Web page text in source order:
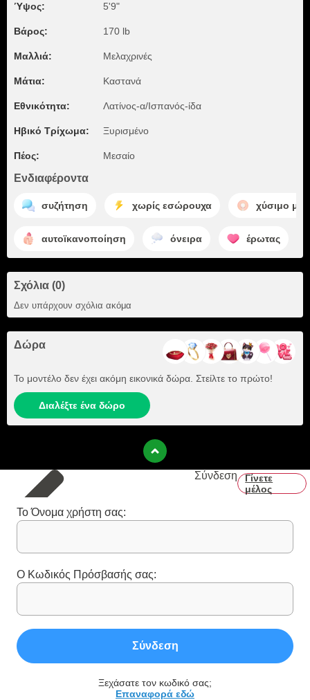
Ύψος: 5'9"
Βάρος: 170 lb
Μαλλιά: Μελαχρινές
Μάτια: Καστανά
Εθνικότητα: Λατίνος-α/Ισπανός-ίδα
Ηβικό Τρίχωμα: Ξυρισμένο
Πέος: Μεσαίο
Ενδιαφέροντα
συζήτηση χωρίς εσώρουχα χύσιμο
αυτοϊκανοποίηση όνειρα έρωτας
Σχόλια (0)
Δεν υπάρχουν σχόλια ακόμα
Δώρα
Το μοντέλο δεν έχει ακόμη εικονικά δώρα. Στείλτε το πρώτο!
Διαλέξτε ένα δώρο
Σύνδεση
Γίνετε
μέλος
Το Όνομα χρήστη σας:
Ο Κωδικός Πρόσβασής σας:
Σύνδεση
Ξεχάσατε τον κωδικό σας;
Επαναφορά εδώ